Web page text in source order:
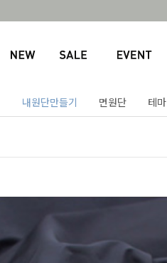
내원단만들기 면원단 테마